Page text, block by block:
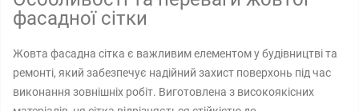
фасадної сітки
Жовта фасадна сітка є важливим елементом у будівництві та
ремонті, який забезпечує надійний захист поверхонь під час
виконання зовнішніх робіт. Виготовлена з високоякісних